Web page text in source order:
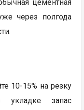
цементная
через полгода
10-15% на резку
запас